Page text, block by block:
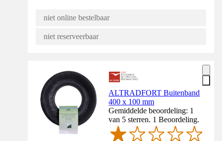
niet online bestelbaar
niet reserveerbaar
ALTRADFORT Buitenband
400 x 100 mm
Gemiddelde beoordeling: 1
van 5 sterren. 1 Beoordeling.